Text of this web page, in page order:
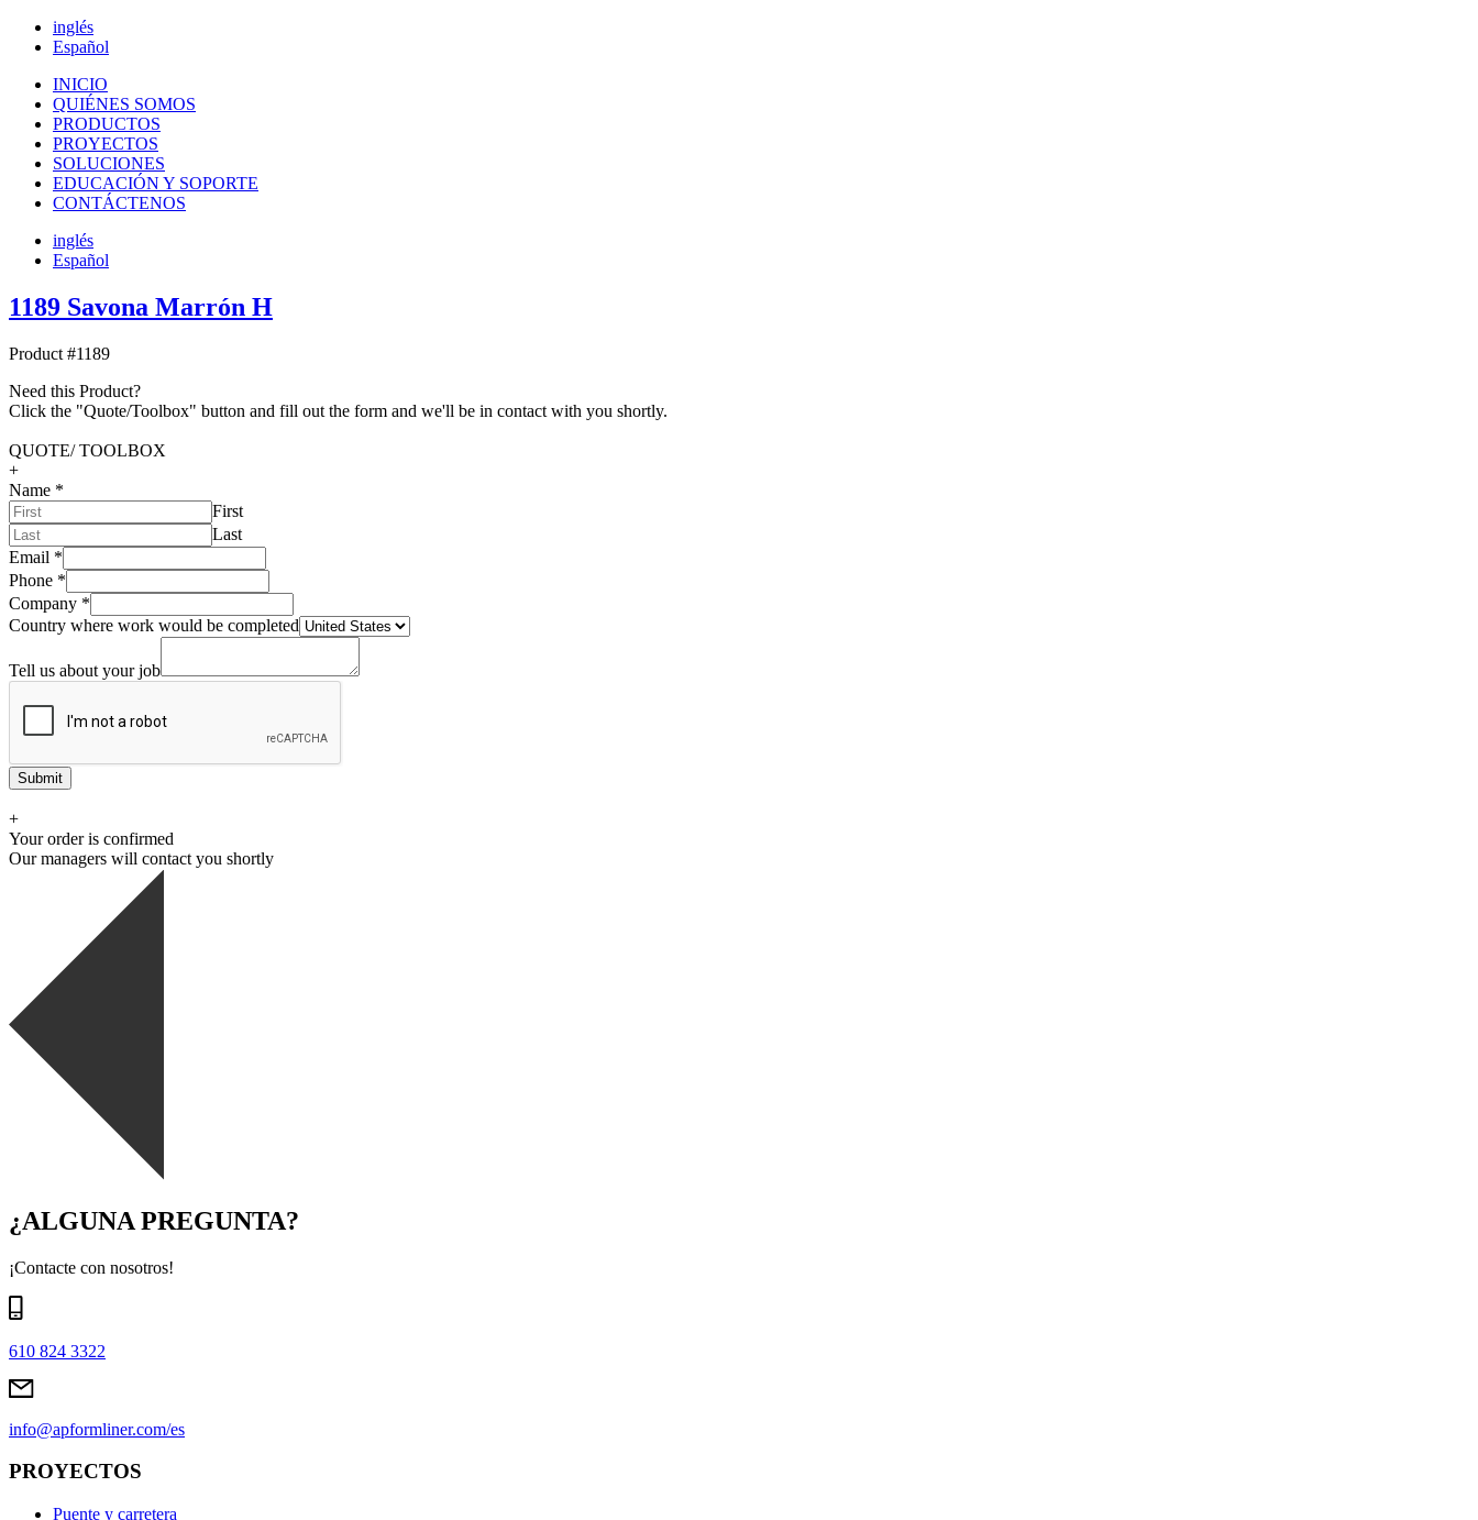
inglés
Español
INICIO
QUIÉNES SOMOS
PRODUCTOS
PROYECTOS
SOLUCIONES
EDUCACIÓN Y SOPORTE
CONTÁCTENOS
inglés
Español
1189 Savona Marrón H
Product #1189
Need this Product?
Click the "Quote/Toolbox" button and fill out the form and we'll be in contact with you shortly.
QUOTE/ TOOLBOX
+
Name *
First
Last
Email *
Phone *
Company *
Country where work would be completed
Tell us about your job
Submit
+
Your order is confirmed
Our managers will contact you shortly
¿ALGUNA PREGUNTA?
¡Contacte con nosotros!
610 824 3322
info@apformliner.com/es
PROYECTOS
Puente y carretera